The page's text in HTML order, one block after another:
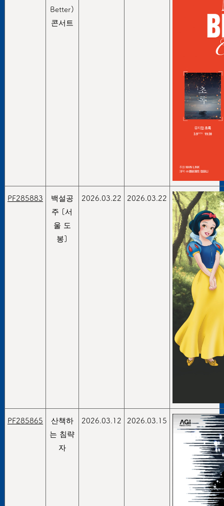
Better)
콘서트
PF285883
백설공
주 [서
울 도
봉]
2026.03.22 2026.03.22
PF285865
산책하
는 침략
자
2026.03.12 2026.03.15